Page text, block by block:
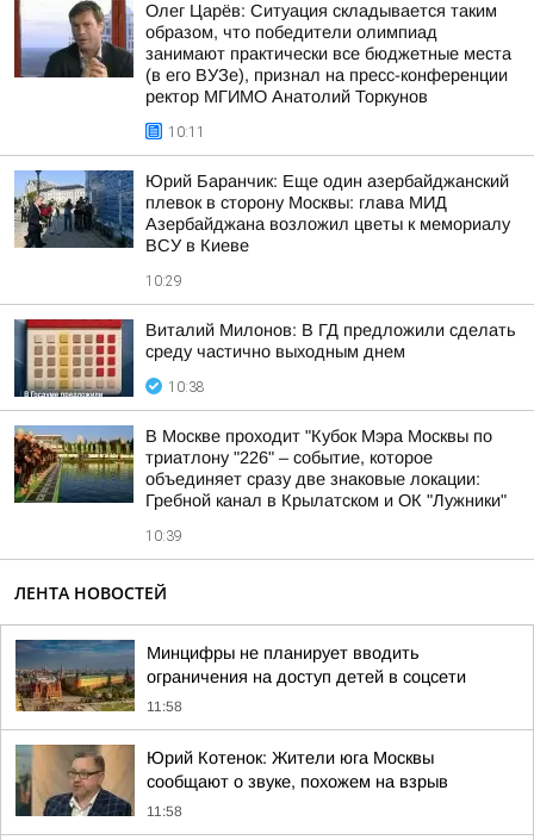
Олег Царёв: Ситуация складывается таким
образом, что победители олимпиад
занимают практически все бюджетные места
(в его ВУЗе), признал на пресс-конференции
ректор МГИМО Анатолий Торкунов
10:11
Юрий Баранчик: Еще один азербайджанский
плевок в сторону Москвы: глава МИД
Азербайджана возложил цветы к мемориалу
ВСУ в Киеве
10:29
Виталий Милонов: В ГД предложили сделать
среду частично выходным днем
10:38
В Москве проходит "Кубок Мэра Москвы по
триатлону "226" – событие, которое
объединяет сразу две знаковые локации:
Гребной канал в Крылатском и ОК "Лужники"
10:39
ЛЕНТА НОВОСТЕЙ
Минцифры не планирует вводить
ограничения на доступ детей в соцсети
11:58
Юрий Котенок: Жители юга Москвы
сообщают о звуке, похожем на взрыв
11:58